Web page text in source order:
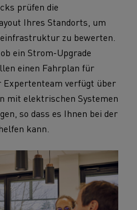
prüfen die
Ihres Standorts, um
zu bewerten.
ein Strom-Upgrade
einen Fahrplan für
Expertenteam verfügt über
mit elektrischen Systemen
so dass es Ihnen bei der
kann.